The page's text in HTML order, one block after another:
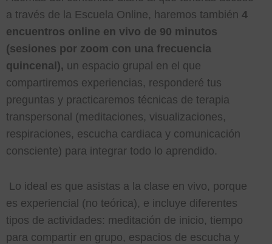
a través de la Escuela Online, haremos también 4
encuentros online en vivo de 90 minutos
(sesiones por zoom con una frecuencia
quincenal), un espacio grupal en el que
compartiremos experiencias, responderé tus
preguntas y practicaremos técnicas de terapia
transpersonal (meditaciones, visualizaciones,
respiraciones, escucha cardiaca y comunicación
consciente) para integrar todo lo aprendido.
Lo ideal es que asistas a la clase en vivo, porque
es experiencial (no teórica), e incluye diferentes
tipos de actividades: meditación de inicio, tiempo
para compartir en grupo, espacios de escucha y